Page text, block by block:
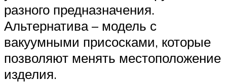
разного предназначения.
Альтернатива – модель с
вакуумными присосками, которые
позволяют менять местоположение
изделия.